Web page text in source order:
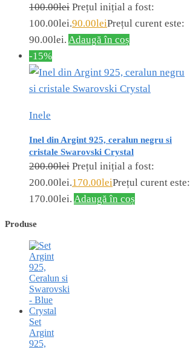
100.00lei Prețul inițial a fost:
100.00lei.90.00leiPrețul curent este:
90.00lei. Adaugă în coș
-15%
Inele
Inel din Argint 925, ceralun negru si
cristale Swarovski Crystal
200.00lei Prețul inițial a fost:
200.00lei.170.00leiPrețul curent este:
170.00lei. Adaugă în coș
Produse
Set
Argint
925,